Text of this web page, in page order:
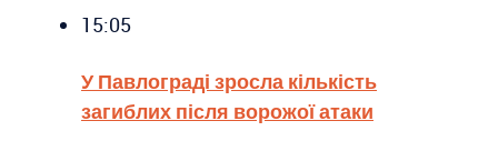
15:05
У Павлограді зросла кількість
загиблих після ворожої атаки